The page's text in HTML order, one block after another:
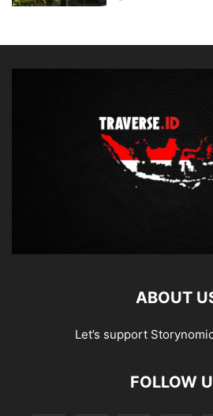
ABOUT
Let’s support
FOLLOW